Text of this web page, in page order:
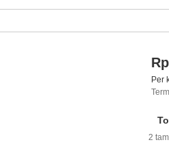
Per
2